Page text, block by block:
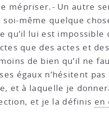
mépriser.- Un autre
même quelque
qu’il lui est
que des actes et
de bien qu’il ne
égaux n’hésitent
et à laquelle je
et je la définis en